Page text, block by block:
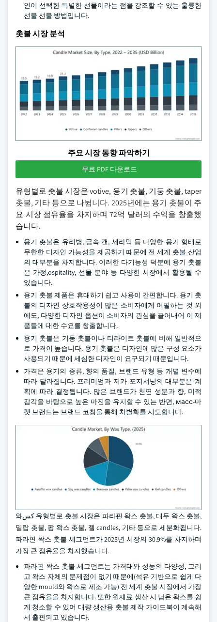
인이 선택한 특별한 선물이라는 점을 강조할 수 있는 훌륭한
선물 선물 방법입니다.
촛불 시장 분석
주요 시장 동향 파악하기
무료 PDF 다운로드
유형별로 촛불 시장은 votive, 용기 촛불, 기둥 촛불, taper
촛불, 기타 등으로 나뉩니다. 2025년에는 용기 촛불이 주
요 시장 점유율을 차지하며 72억 달러의 수익을 창출했
습니다.
용기 촛불은 유리병, 금속 캔, 세라믹 등 다양한 용기 형태로
무한한 디자인 가능성을 제공하기 때문에 전 세계 촛불 산업
의 대부분을 차지합니다. 이러한 다기능성 덕분에 용기 촛불
은 가정,ospitality, 선물 분야 등 다양한 시장에서 활용될 수
있습니다.
용기 촛불 제품은 휴대하기 쉽고 사용이 간편합니다. 용기 촛
불의 디자인 상호작용성이 많은 소비자에게 어필하는 것 외
에도, 다양한 디자인 옵션이 소비자의 관심을 끌어내어 이 제
품들에 대한 수요를 창출합니다.
용기 촛불은 기둥 촛불이나 티라이트 촛불에 비해 일반적으
로 가격이 높습니다. 용기 촛불은 디자인에 많은 구성 요소가
사용되기 때문에 세심한 디자인이 요구되기 때문입니다.
가격은 용기의 종류, 향의 품질, 브랜드 유형 등 개별 변수에
따라 달라집니다. 프리미엄과 저가 포지셔닝의 대부분은 계
획에 따라 결정됩니다. 많은 브랜드가 천연 성분과 향, 미적
감각을 바탕으로 높은 마진을 유지할 수 있는 반면, масс-마
켓 브랜드는 브랜드 코칭을 통해 차별화를 시도합니다.
와کس 유형별로 촛불 시장은 파라핀 왁스 촛불, 대두 왁스 촛불,
밀랍 촛불, 팜 왁스 촛불, 젤 candles, 기타 등으로 세분화됩니다.
파라핀 왁스 촛불 세그먼트가 2025년 시장의 30.9%를 차지하며
가장 큰 점유율을 차지했습니다.
파라핀 왁스 촛불 세그먼트는 가격대와 성능의 다양성, 그리
고 왁스 자체의 문제점이 없기 때문에(석유 기반으로 쉽게 다
양한 mould와 왁스로 제조 가능) 전 세계 촛불 시장에서 가장
큰 점유율을 차지합니다. 또한 원재료 생산 시 남은 왁스를 쉽
게 청소할 수 있어 대량 생산용 촛불 제작 가이드북이 계속해
서 출판되고 있습니다.